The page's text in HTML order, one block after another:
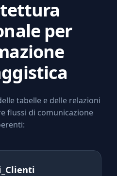
per
tabelle e delle relazioni
flussi di comunicazione